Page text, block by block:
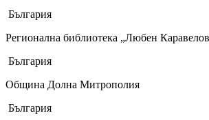
България
Регионална библиотека „Любен
България
Община Долна Митрополия
България